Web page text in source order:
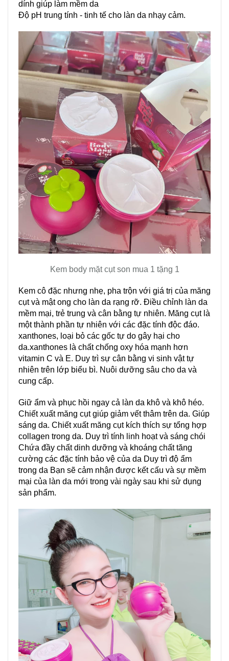
dính giúp làm mềm da
Độ pH trung tính - tinh tế cho làn da nhạy cảm.
Kem body mặt cụt son mua 1 tặng 1
Kem cô đặc nhưng nhẹ, pha trộn với giá trị của măng
cụt và mật ong cho làn da rạng rỡ. Điều chỉnh làn da
mềm mại, trẻ trung và cân bằng tự nhiên. Măng cụt là
một thành phần tự nhiên với các đặc tính độc đáo.
xanthones, loại bỏ các gốc tự do gây hại cho
da.xanthones là chất chống oxy hóa mạnh hơn
vitamin C và E. Duy trì sự cân bằng vi sinh vật tự
nhiên trên lớp biểu bì. Nuôi dưỡng sâu cho da và
cung cấp.
Giữ ẩm và phục hồi ngay cả làn da khô và khô héo.
Chiết xuất măng cụt giúp giảm vết thâm trên da. Giúp
sáng da. Chiết xuất măng cụt kích thích sự tổng hợp
collagen trong da. Duy trì tính linh hoạt và sáng chói
Chứa đầy chất dinh dưỡng và khoáng chất tăng
cường các đặc tính bảo vệ của da Duy trì độ ẩm
trong da Bạn sẽ cảm nhận được kết cấu và sự mềm
mại của làn da mới trong vài ngày sau khi sử dụng
sản phẩm.